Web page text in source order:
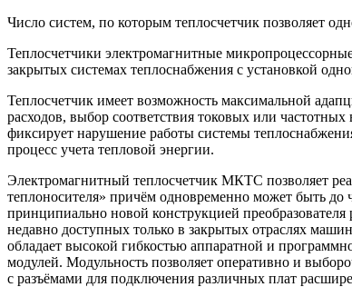
Число систем, по которым теплосчетчик позволяет
Теплосчетчики электромагнитные
закрытых системах теплоснабжения с установкой
Теплосчетчик имеет возможность максимальной
расходов, выбор соответствия токовых или
фиксирует нарушение работы системы
процесс учета тепловой энергии.
Электромагнитный теплосчетчик МКТС позволяет
теплоносителя» причём одновременно может быть до
принципиально новой конструкцией
недавно доступных только в закрытых отраслях
обладает высокой гибкостью аппаратной и
модулей. Модульность позволяет оперативно и
с разъёмами для подключения различных плат